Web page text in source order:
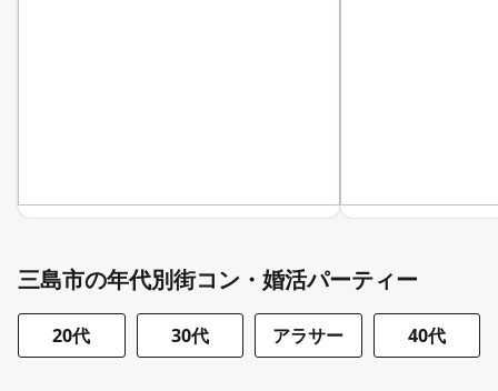
三島市の年代別街コン・婚活パーティー
20代 30代 アラサー 40代